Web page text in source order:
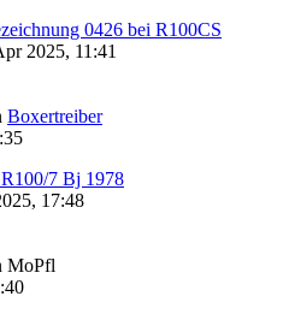
0426 bei R100CS
2025, 11:41
Boxertreiber
7 Bj 1978
17:48
MoPfl